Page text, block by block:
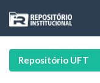
navigation
Repositório UFT